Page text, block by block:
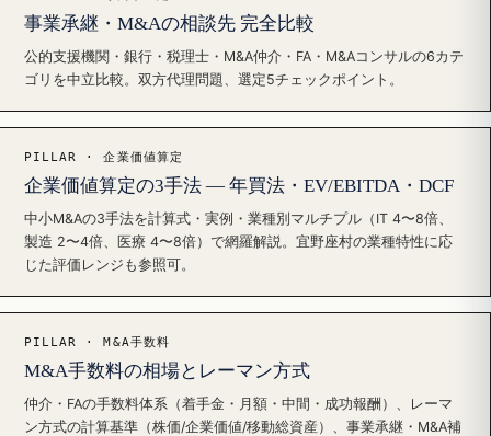
事業承継・M&Aの相談先 完全比較
公的支援機関・銀行・税理士・M&A仲介・FA・M&Aコンサルの6カテ
ゴリを中立比較。双方代理問題、選定5チェックポイント。
PILLAR · 企業価値算定
企業価値算定の3手法 — 年買法・EV/EBITDA・DCF
中小M&Aの3手法を計算式・実例・業種別マルチプル（IT 4〜8倍、
製造 2〜4倍、医療 4〜8倍）で網羅解説。宜野座村の業種特性に応
じた評価レンジも参照可。
PILLAR · M&A手数料
M&A手数料の相場とレーマン方式
仲介・FAの手数料体系（着手金・月額・中間・成功報酬）、レーマ
ン方式の計算基準（株価/企業価値/移動総資産）、事業承継・M&A補